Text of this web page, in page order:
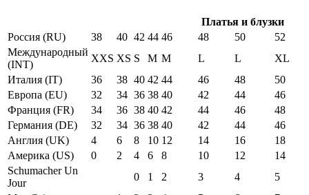
Платья и блузки
Россия (RU)
38 40 42 44 46 48 50
52
Международный
(INT)
XXS XS S M M L L
XL
Италия (IT)
36 38 40 42 44 46 48
50
Европа (EU)
32 34 36 38 40 42 44
46
Франция (FR)
34 36 38 40 42 44 46
48
Германия (DE)
32 34 36 38 40 42 44
46
Англия (UK)
4 6 8 10 12 14 16
18
Америка (US)
0 2 4 6 8 10 12
14
Schumacher Un
Jour
0 1 2 3 4
5